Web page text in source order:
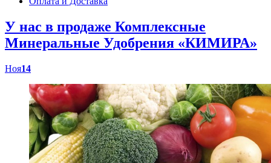
У нас в продаже Комплексные
Минеральные Удобрения «КИМИРА»
Ноя14